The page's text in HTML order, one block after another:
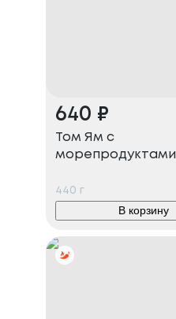
640 ₽
Том Ям с
морепродуктами
440 г
В корзину